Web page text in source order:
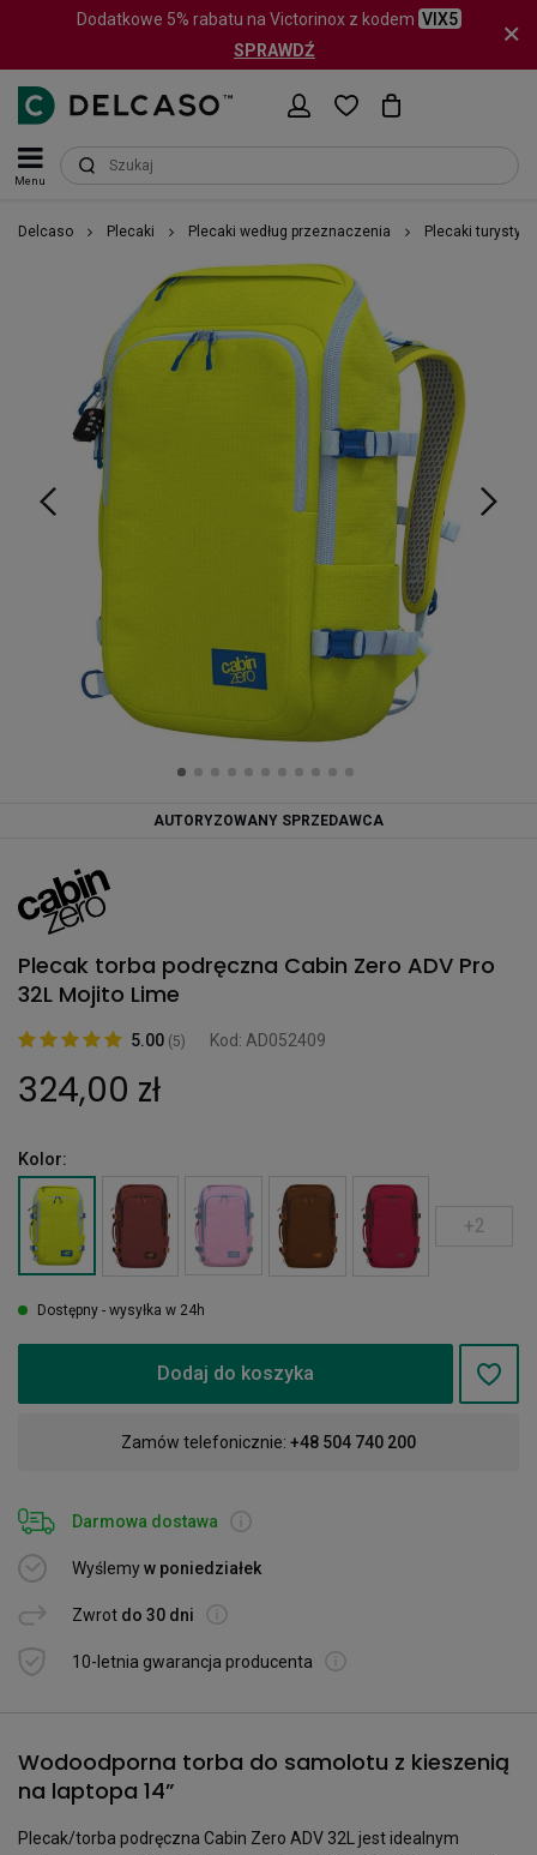
Dodatkowe 5% rabatu na Victorinox z kodem VIX5
SPRAWDŹ
Menu
Delcaso Plecaki Plecaki według przeznaczenia Plecaki
AUTORYZOWANY SPRZEDAWCA
Plecak torba podręczna Cabin Zero ADV Pro
32L Mojito Lime
5.00 (5) Kod: AD052409
324,00 zł
Kolor:
+2
Dostępny - wysyłka w 24h
Dodaj do koszyka
Zamów telefonicznie: +48 504 740 200
Darmowa dostawa
Wyślemyw poniedziałek
Zwrot do 30 dni
10-letnia gwarancja producenta
Wodoodporna torba do samolotu z kieszenią
na laptopa 14”
Plecak/torba podręczna Cabin Zero ADV 32L jest idealnym